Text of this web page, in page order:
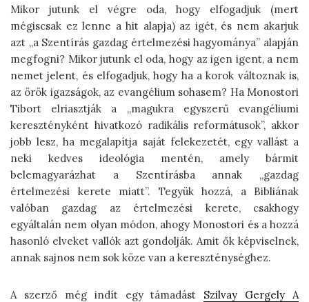
Mikor jutunk el végre oda, hogy elfogadjuk (mert
mégiscsak ez lenne a hit alapja) az igét, és nem akarjuk
azt „a Szentírás gazdag értelmezési hagyománya” alapján
megfogni? Mikor jutunk el oda, hogy az igen igent, a nem
nemet jelent, és elfogadjuk, hogy ha a korok változnak is,
az örök igazságok, az evangélium sohasem? Ha Monostori
Tibort elriasztják a „magukra egyszerű evangéliumi
keresztényként hivatkozó radikális reformátusok”, akkor
jobb lesz, ha megalapítja saját felekezetét, egy vallást a
neki kedves ideológia mentén, amely bármit
belemagyarázhat a Szentírásba annak „gazdag
értelmezési kerete miatt”. Tegyük hozzá, a Bibliának
valóban gazdag az értelmezési kerete, csakhogy
egyáltalán nem olyan módon, ahogy Monostori és a hozzá
hasonló elveket vallók azt gondolják. Amit ők képviselnek,
annak sajnos nem sok köze van a kereszténységhez.
A szerző még indít egy támadást Szilvay Gergely A